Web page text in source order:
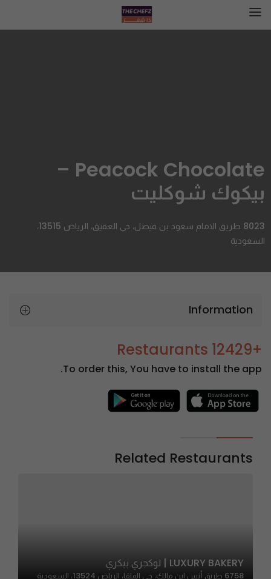
Peacock Chocolate –
بيكوك شوكليت
8023 طريق الامام سعود بن فيصل، حي العقيق، الرياض 13515،
السعودية
Information
+12429 Restaurants
To order this, You have to install the app.
Related Restaurants
LUXURY BAKERY | لوكجري بيكري
6758 طريق أنس ابن مالك، حي الملقا، الرياض 13524، السعودية